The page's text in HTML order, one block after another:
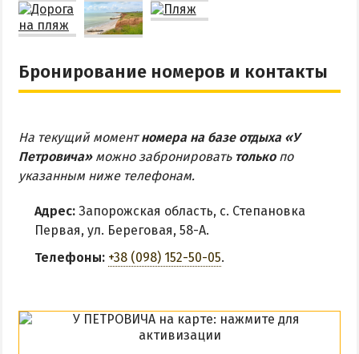
Бронирование номеров и контакты
На текущий моментномера на базе отдыха «У
Петровича»можно забронировать толькопо
указанным ниже телефонам.
Адрес: Запорожская область, с. Степановка
Первая, ул. Береговая, 58-А.
Телефоны: +38 (098) 152-50-05.